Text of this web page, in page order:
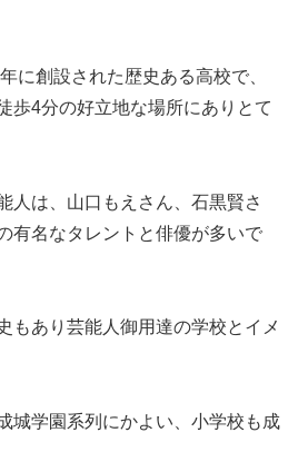
に創設された歴史ある高校で、
歩4分の好立地な場所にありとて
人は、山口もえさん、石黒賢さ
有名なタレントと俳優が多いで
もあり芸能人御用達の学校とイメ
城学園系列にかよい、小学校も成